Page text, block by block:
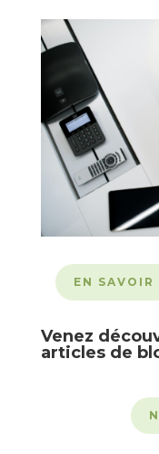
EN SAVOIR
Venez
articles de